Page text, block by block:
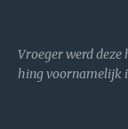
Vroeger werd
hing voornamelijk